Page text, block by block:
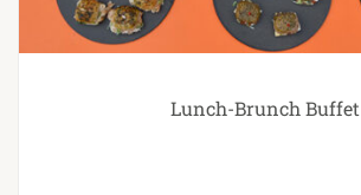
Lunch-Brunch Buffet